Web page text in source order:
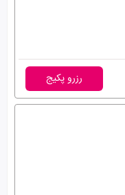
رزرو پکیج